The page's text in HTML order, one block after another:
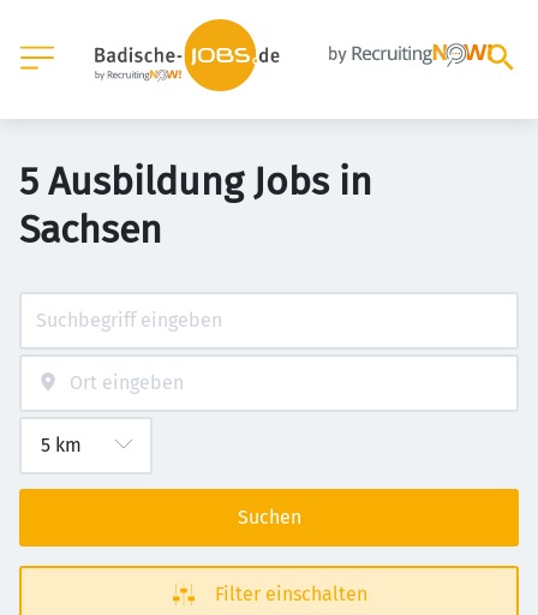
5 Ausbildung Jobs in
Sachsen
Suchen
Filter einschalten